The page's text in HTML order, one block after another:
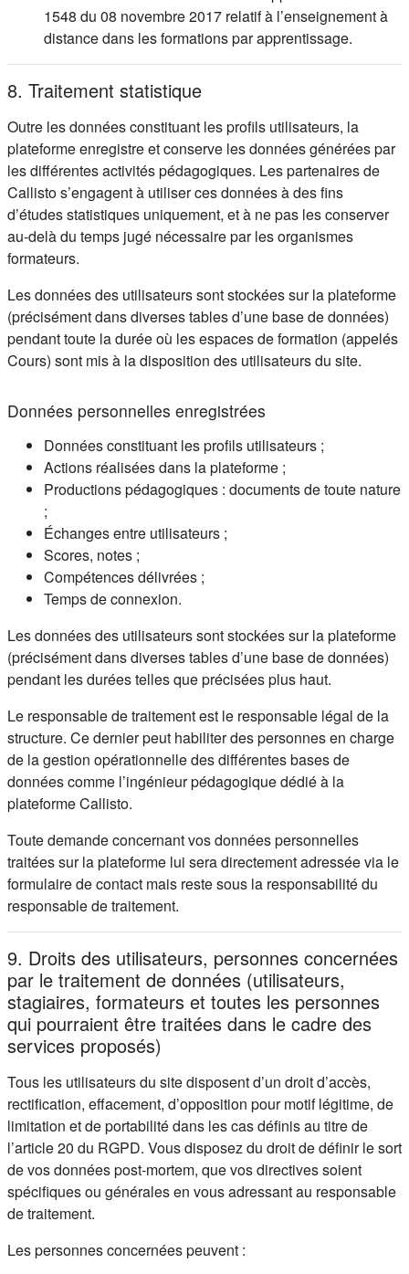
1548 du 08 novembre 2017 relatif à l’enseignement à
distance dans les formations par apprentissage.
8. Traitement statistique
Outre les données constituant les profils utilisateurs, la
plateforme enregistre et conserve les données générées par
les différentes activités pédagogiques. Les partenaires de
Callisto s’engagent à utiliser ces données à des fins
d’études statistiques uniquement, et à ne pas les conserver
au-delà du temps jugé nécessaire par les organismes
formateurs.
Les données des utilisateurs sont stockées sur la plateforme
(précisément dans diverses tables d’une base de données)
pendant toute la durée où les espaces de formation (appelés
Cours) sont mis à la disposition des utilisateurs du site.
Données personnelles enregistrées
Données constituant les profils utilisateurs ;
Actions réalisées dans la plateforme ;
Productions pédagogiques : documents de toute nature
;
Échanges entre utilisateurs ;
Scores, notes ;
Compétences délivrées ;
Temps de connexion.
Les données des utilisateurs sont stockées sur la plateforme
(précisément dans diverses tables d’une base de données)
pendant les durées telles que précisées plus haut.
Le responsable de traitement est le responsable légal de la
structure. Ce dernier peut habiliter des personnes en charge
de la gestion opérationnelle des différentes bases de
données comme l’ingénieur pédagogique dédié à la
plateforme Callisto.
Toute demande concernant vos données personnelles
traitées sur la plateforme lui sera directement adressée via le
formulaire de contact mais reste sous la responsabilité du
responsable de traitement.
9. Droits des utilisateurs, personnes concernées
par le traitement de données (utilisateurs,
stagiaires, formateurs et toutes les personnes
qui pourraient être traitées dans le cadre des
services proposés)
Tous les utilisateurs du site disposent d’un droit d’accès,
rectification, effacement, d’opposition pour motif légitime, de
limitation et de portabilité dans les cas définis au titre de
l’article 20 du RGPD. Vous disposez du droit de définir le sort
de vos données post-mortem, que vos directives soient
spécifiques ou générales en vous adressant au responsable
de traitement.
Les personnes concernées peuvent :